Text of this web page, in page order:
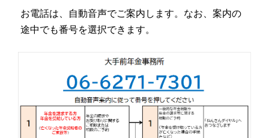
お電話は、自動音声でご案内します。なお、案内の
途中でも番号を選択できます。